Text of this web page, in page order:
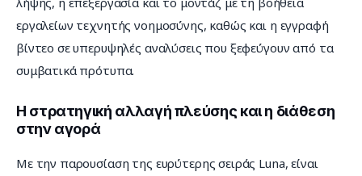
εργαλείων τεχνητής νοημοσύνης, καθώς και η εγγραφή
βίντεο σε υπερυψηλές αναλύσεις που ξεφεύγουν από τα
συμβατικά πρότυπα.
Η στρατηγική αλλαγή πλεύσης και η διάθεση
στην αγορά
Με την παρουσίαση της ευρύτερης σειράς Luna, είναι